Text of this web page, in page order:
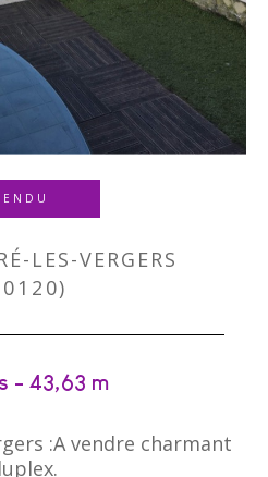
LES-VERGERS
- 43,63 m²
:A vendre charmant